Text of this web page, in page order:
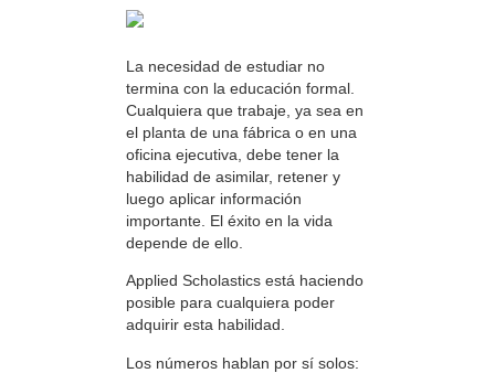
La necesidad de estudiar no
termina con la educación formal.
Cualquiera que trabaje, ya sea en
el planta de una fábrica o en una
oficina ejecutiva, debe tener la
habilidad de asimilar, retener y
luego aplicar información
importante. El éxito en la vida
depende de ello.
Applied Scholastics está haciendo
posible para cualquiera poder
adquirir esta habilidad.
Los números hablan por sí solos: